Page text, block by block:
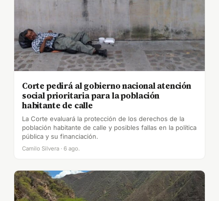
Corte pedirá al gobierno nacional atención
social prioritaria para la población
habitante de calle
La Corte evaluará la protección de los derechos de la
población habitante de calle y posibles fallas en la política
pública y su financiación.
Camilo Silvera · 6 ago.